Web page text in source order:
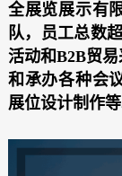
全展览展示有
队，员工总数
活动和B2B贸
和承办各种会
展位设计制作等